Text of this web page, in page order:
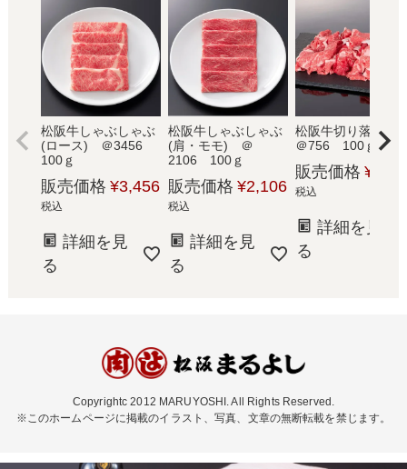
松阪牛しゃぶしゃぶ
(ロース) ＠3456
100ｇ
販売価格 ¥3,456
税込
詳細を見
る
松阪牛しゃぶしゃぶ
(肩・モモ) ＠
2106 100ｇ
販売価格 ¥2,106
税込
詳細を見
る
松阪牛切り落と
＠756 100ｇ
販売価格 ¥
税込
詳細を見
る
Copyrightc 2012 MARUYOSHI. All Rights Reserved.
※このホームページに掲載のイラスト、写真、文章の無断転載を禁じます。